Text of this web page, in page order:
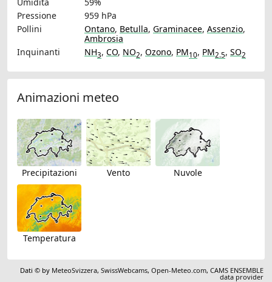
Umidità
59%
Pressione
959 hPa
Pollini
Ontano, Betulla, Graminacee, Assenzio,
Ambrosia
Inquinanti
NH3, CO, NO2, Ozono, PM10, PM2.5, SO2
Animazioni meteo
Precipitazioni Vento Nuvole
Temperatura
Dati © by MeteoSvizzera,SwissWebcams,Open-Meteo.com,CAMS ENSEMBLE
data provider